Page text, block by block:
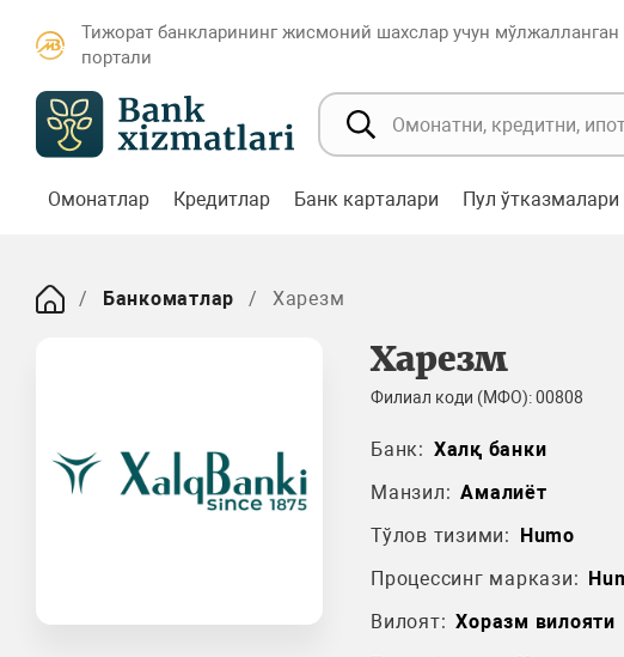
Тижорат банкларининг жисмоний шахслар учун
портали
Омонатлар Кредитлар Банк карталари Пул ўтказмалари
Банкоматлар Харезм
Харезм
Филиал коди (МФО): 00808
Банк: Халқ банки
Манзил: Амалиёт
Тўлов тизими: Humo
Процессинг маркази:
Вилоят: Хоразм вилояти